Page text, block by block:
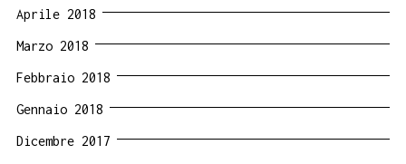
Aprile 2018
Marzo 2018
Febbraio 2018
Gennaio 2018
Dicembre 2017